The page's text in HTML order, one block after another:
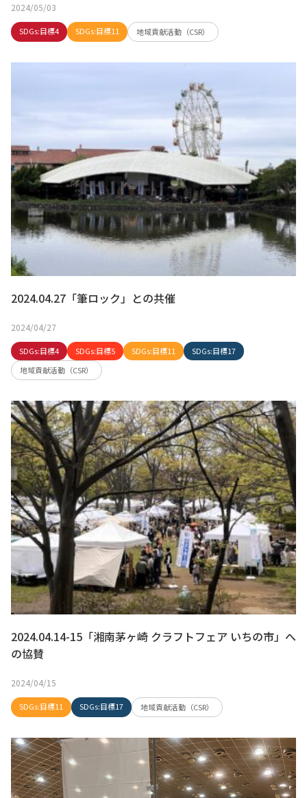
2024/05/03
SDGs:目標4 SDGs:目標11 地域貢献活動（CSR）
2024.04.27「筆ロック」との共催
2024/04/27
SDGs:目標4 SDGs:目標5 SDGs:目標11
SDGs:目標17
地域貢献活動（CSR）
2024.04.14-15「湘南茅ヶ崎 クラフトフェア いちの市」へ
の協賛
2024/04/15
SDGs:目標11 SDGs:目標17 地域貢献活動（CSR）